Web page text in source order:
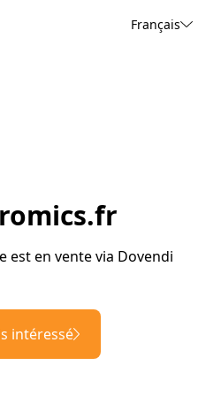
Français
est en vente via Dovendi
intéressé